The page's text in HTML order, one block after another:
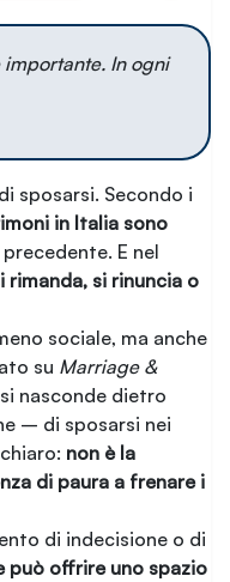
importante. In ogni
sposarsi. Secondo i
in Italia sono
E nel
rimanda, si rinuncia o
sociale, ma anche
su Marriage &
nasconde dietro
– di sposarsi nei
non è la
di paura a frenare i
di indecisione o di
può offrire uno spazio